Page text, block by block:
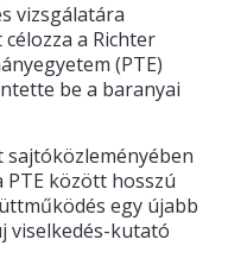
vizsgálatára
a Richter
(PTE)
be a baranyai
PTE között hosszú
egy újabb
viselkedés-kutató